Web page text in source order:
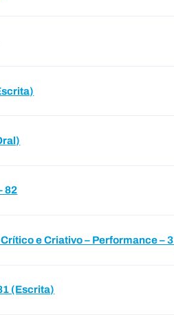
82
e Criativo – Performance –
(Escrita)